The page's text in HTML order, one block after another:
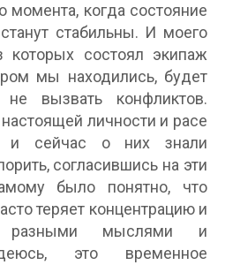
когда состояние
стабильны. И моего
состоял экипаж
мы находились, будет
не вызвать конфликтов.
личности и расе
и сейчас о них знали
согласившись на эти
было понятно, что
теряет концентрацию и
разными мыслями и
это временное